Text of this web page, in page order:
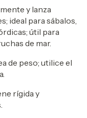
y lanza
ideal para sábalos,
útil para
de mar.
de peso; utilice el
rígida y